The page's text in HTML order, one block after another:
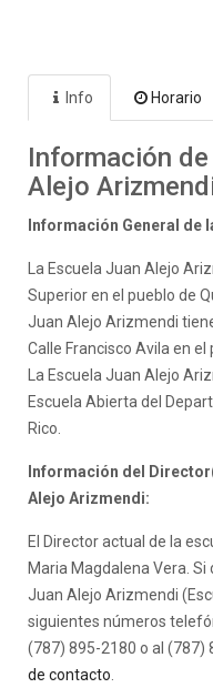
Info Horario
Información
Alejo
Información General de
La Escuela Juan Alejo
Superior en el pueblo de
Juan Alejo Arizmendi
Calle Francisco Avila en el
La Escuela Juan Alejo
Escuela Abierta del
Rico.
Información del
Alejo Arizmendi:
El Director actual de la
Maria Magdalena Vera.
Juan Alejo Arizmendi
siguientes números
(787) 895-2180 o al (787)
de contacto